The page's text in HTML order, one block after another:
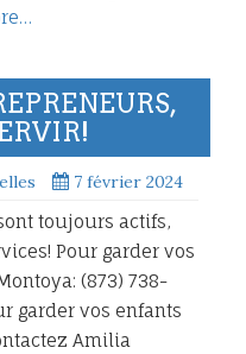
7 février 2024
toujours actifs,
Pour garder vos
(873) 738-
garder vos enfants
Amilia